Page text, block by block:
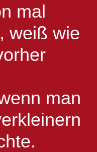
mal
weiß wie
man